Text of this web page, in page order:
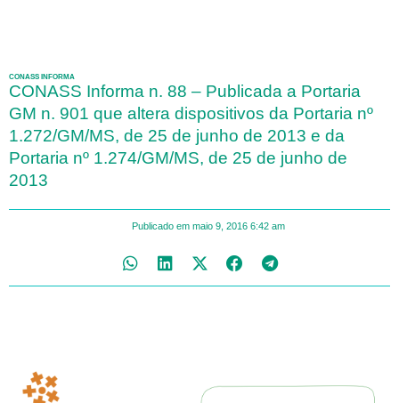
CONASS INFORMA
CONASS Informa n. 88 – Publicada a Portaria
GM n. 901 que altera dispositivos da Portaria nº
1.272/GM/MS, de 25 de junho de 2013 e da
Portaria nº 1.274/GM/MS, de 25 de junho de
2013
Publicado em maio 9, 2016 6:42 am